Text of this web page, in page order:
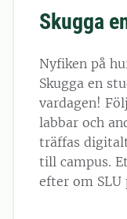
Skugga
Nyfiken på
Skugga en
vardagen!
labbar och
träffas
till campus.
efter om SLU